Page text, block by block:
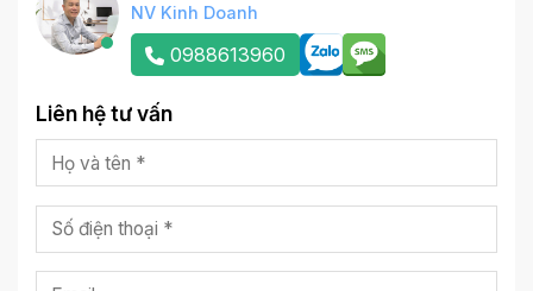
NV Kinh Doanh
0988613960
Liên hệ tư vấn